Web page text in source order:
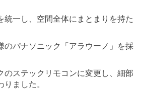
統一し、空間全体にまとまりを持た
のパナソニック「アラウーノ」を採
のステックリモコンに変更し、細部
ました。